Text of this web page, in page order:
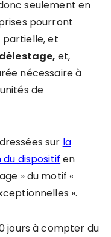
seulement en
pourront
partielle, et
délestage, et,
nécessaire à
de
sur la
dispositif en
» du motif «
».
jours à compter du